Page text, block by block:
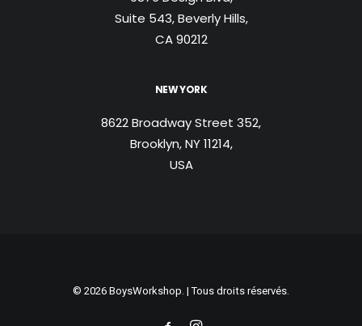
Suite 543, Beverly Hills,
CA 90212
NEW YORK
8622 Broadway Street 352,
Brooklyn, NY 11214,
USA
© 2026 BoysWorkshop. | Tous droits réservés.